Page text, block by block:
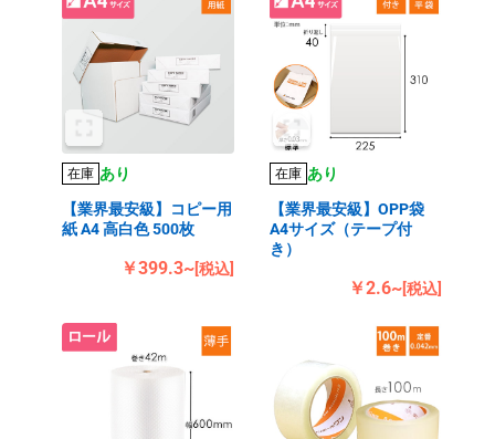
在庫 あり
【業界最安級】コピー用
紙 A4 高白色 500枚
￥399.3~[税込]
在庫 あり
【業界最安級】OPP袋
A4サイズ（テープ付
き）
￥2.6~[税込]